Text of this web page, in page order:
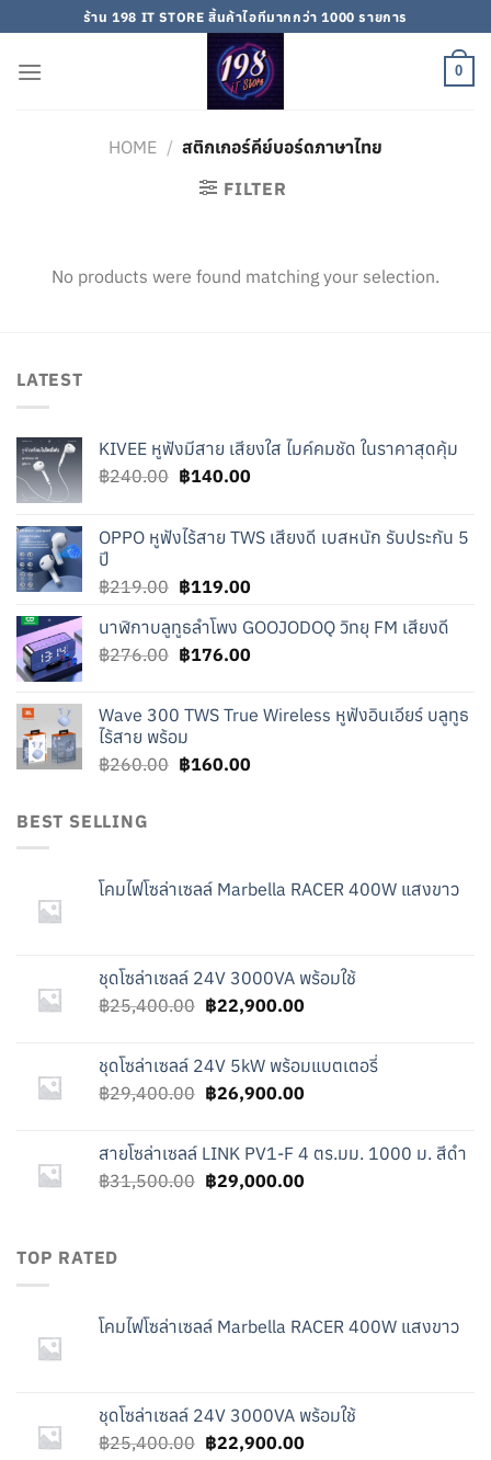
to
content
ร้าน 198 IT STORE สิ้นค้าไอทีมากกว่า 1000 รายการ
0
HOME / สติกเกอร์คีย์บอร์ดภาษาไทย
FILTER
No products were found matching your selection.
LATEST
KIVEE หูฟังมีสาย เสียงใส ไมค์คมชัด ในราคาสุดคุ้ม
฿240.00 Original
฿240.00.
฿140.00Current
฿140.00.
OPPO หูฟังไร้สาย TWS เสียงดี เบสหนัก รับประกัน 5
ปี
฿219.00 Original
was:
฿219.00.
฿119.00Current
is:
฿119.00.
นาฬิกาบลูทูธลำโพง GOOJODOQ วิทยุ FM เสียงดี
฿276.00 Original
฿276.00.
฿176.00Current
฿176.00.
Wave 300 TWS True Wireless หูฟังอินเอียร์ บลูทูธ
ไร้สาย พร้อม
฿260.00 Original
฿160.00Current
BEST SELLING
โคมไฟโซล่าเซลล์ Marbella RACER 400W แสงขาว
ชุดโซล่าเซลล์ 24V 3000VA พร้อมใช้
฿25,400.00 Original
฿25,400.00.
฿22,900.00Current
฿22,900.00.
ชุดโซล่าเซลล์ 24V 5kW พร้อมแบตเตอรี่
฿29,400.00 Original
฿29,400.00.
฿26,900.00Current
฿26,900.00.
สายโซล่าเซลล์ LINK PV1-F 4 ตร.มม. 1000 ม. สีดำ
฿31,500.00 Original
฿29,000.00Current
TOP RATED
โคมไฟโซล่าเซลล์ Marbella RACER 400W แสงขาว
ชุดโซล่าเซลล์ 24V 3000VA พร้อมใช้
฿25,400.00 Original
฿22,900.00Current